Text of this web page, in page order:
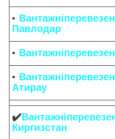
Павлодар
Атирау
✔️
Киргизстан